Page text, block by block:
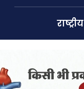
राष्ट्रीय